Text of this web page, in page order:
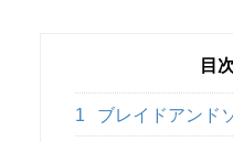
目次
1 ブレイドアンド